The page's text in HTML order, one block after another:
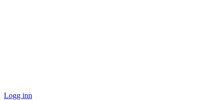
Logg inn